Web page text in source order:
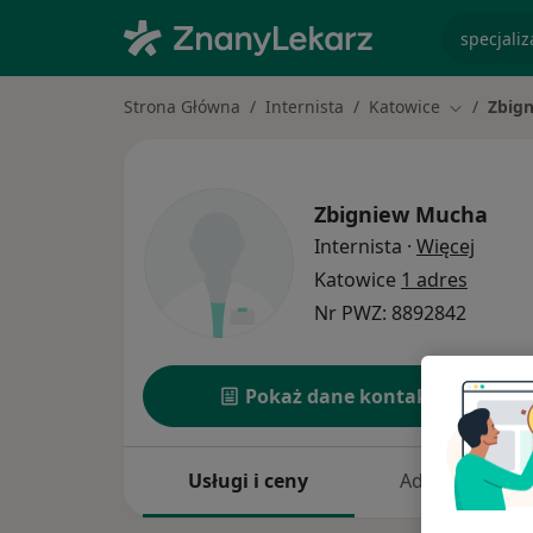
Strona Główna Internista Katowice Zmień
Zbigniew Mucha
Internista · Więcej
Katowice 1 adres
Nr PWZ: 8892842
Pokaż dane kontaktowe
Usługi i ceny Adresy